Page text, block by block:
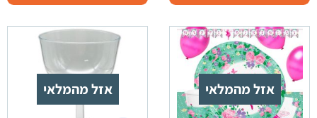
אזל מהמלאי אזל מהמלאי